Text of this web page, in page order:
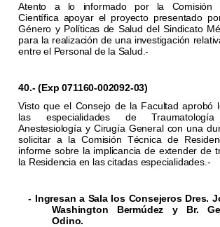
Atento a lo informado por la Comisión
Científica apoyar el proyecto presentado
Género y Políticas de Salud del Sindicato
para la realización de una investigación
entre el Personal de la Salud.-
40.- (Exp 071160-002092-03)
Visto que el Consejo de la Facultad aprobó
las especialidades de
Anestesiología y Cirugía General con una
solicitar a la Comisión Técnica de
informe sobre la implicancia de extender de
la Residencia en las citadas especialidades.-
- Ingresan a Sala los Consejeros Dres.
Washington Bermúdez y Br.
Odino.